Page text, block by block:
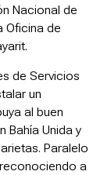
Nacional de
Oficina de
de Servicios
un
al buen
Bahía Unida y
Paralelo
a